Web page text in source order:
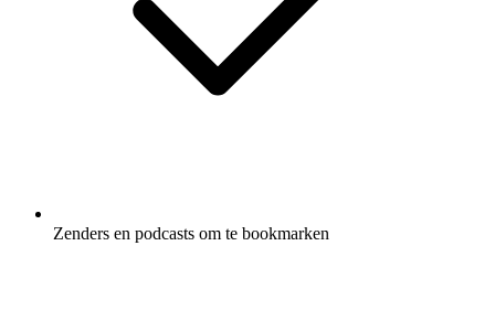
Zenders en podcasts om te bookmarken